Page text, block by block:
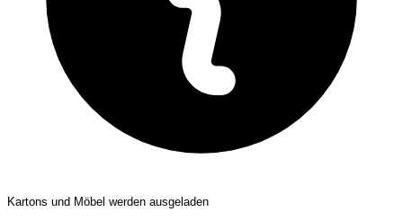
Kartons und Möbel werden ausgeladen